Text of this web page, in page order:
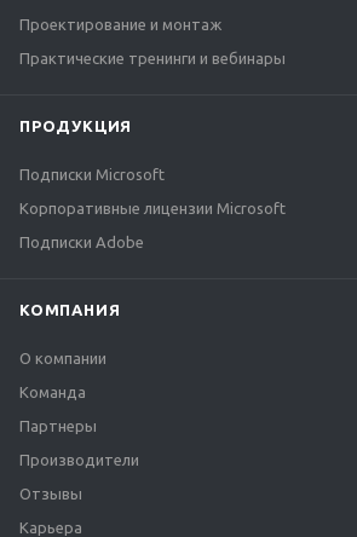
Проектирование и монтаж
Практические тренинги и вебинары
ПРОДУКЦИЯ
Подписки Microsoft
Корпоративные лицензии Microsoft
Подписки Adobe
КОМПАНИЯ
О компании
Команда
Партнеры
Производители
Отзывы
Карьера